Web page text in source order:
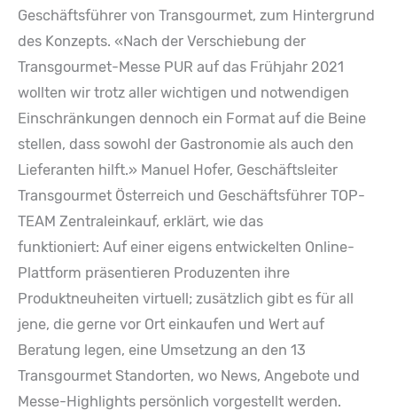
Geschäftsführer von Transgourmet, zum Hintergrund
des Konzepts. «Nach der Verschiebung der
Transgourmet-Messe PUR auf das Frühjahr 2021
wollten wir trotz aller wichtigen und notwendigen
Einschränkungen dennoch ein Format auf die Beine
stellen, dass sowohl der Gastronomie als auch den
Lieferanten hilft.» Manuel Hofer, Geschäftsleiter
Transgourmet Österreich und Geschäftsführer TOP-
TEAM Zentraleinkauf, erklärt, wie das
funktioniert: Auf einer eigens entwickelten Online-
Plattform präsentieren Produzenten ihre
Produktneuheiten virtuell; zusätzlich gibt es für all
jene, die gerne vor Ort einkaufen und Wert auf
Beratung legen, eine Umsetzung an den 13
Transgourmet Standorten, wo News, Angebote und
Messe-Highlights persönlich vorgestellt werden.